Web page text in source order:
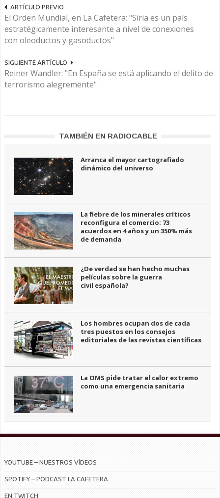
ARTÍCULO PREVIO
El Orden Mundial, en La Cafetera: "Siria es un país
estratégicamente interesante a nivel de conexiones
con oleoductos y gasoductos"
SIGUIENTE ARTÍCULO
Reiner Wandler: "En España se está aplicando el delito de
terrorismo alegremente"
TAMBIÉN EN RADIOCABLE
Arranca el mayor cartografiado
dinámico del universo
La fiebre de los minerales críticos
reconfigura el comercio: 73
acuerdos en 4 años y un 350% más
de demanda
¿De verdad se han hecho muchas
películas sobre la guerra
civil española?
Los hombres ocupan dos de cada
tres puestos en los consejos
editoriales de las revistas científicas
La OMS pide tratar el calor extremo
como una emergencia sanitaria
YOUTUBE – NUESTROS VÍDEOS
SPOTIFY – PODCAST LA CAFETERA
EN TWITCH